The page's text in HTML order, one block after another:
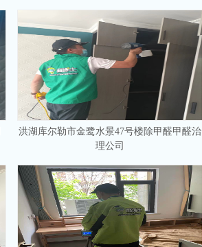
洪湖库尔勒市金鹭水景47号楼除甲醛甲醛治
理公司